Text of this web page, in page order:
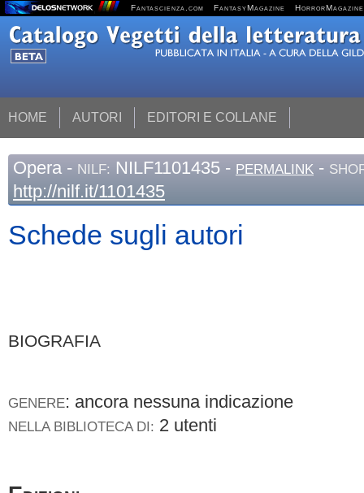
Fantascienza.com FantasyMagazine HorrorMagazine
HOME AUTORI EDITORI E COLLANE
Opera - NILF: NILF1101435 - PERMALINK -
http://nilf.it/1101435
Schede sugli autori
BIOGRAFIA
GENERE: ancora nessuna indicazione
NELLA BIBLIOTECA DI: 2 utenti